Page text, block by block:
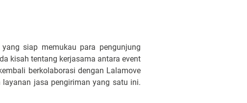
siap memukau para pengunjung
kisah tentang kerjasama antara event
berkolaborasi dengan Lalamove
jasa pengiriman yang satu ini.